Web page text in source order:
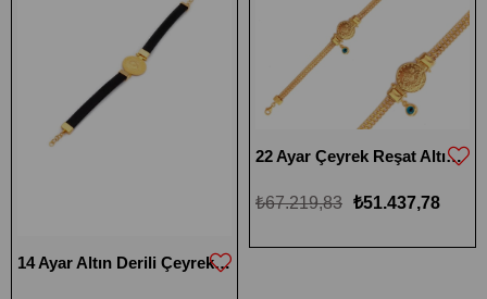
14 Ayar Altın Derili Çeyrek Bileklik
22 Ayar Çeyrek Reşat Altınlı Bileklik
₺51.437,78
₺67.219,83